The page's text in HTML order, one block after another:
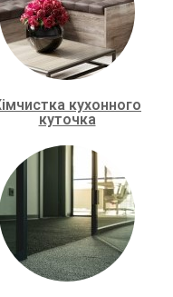
кухонного
куточка